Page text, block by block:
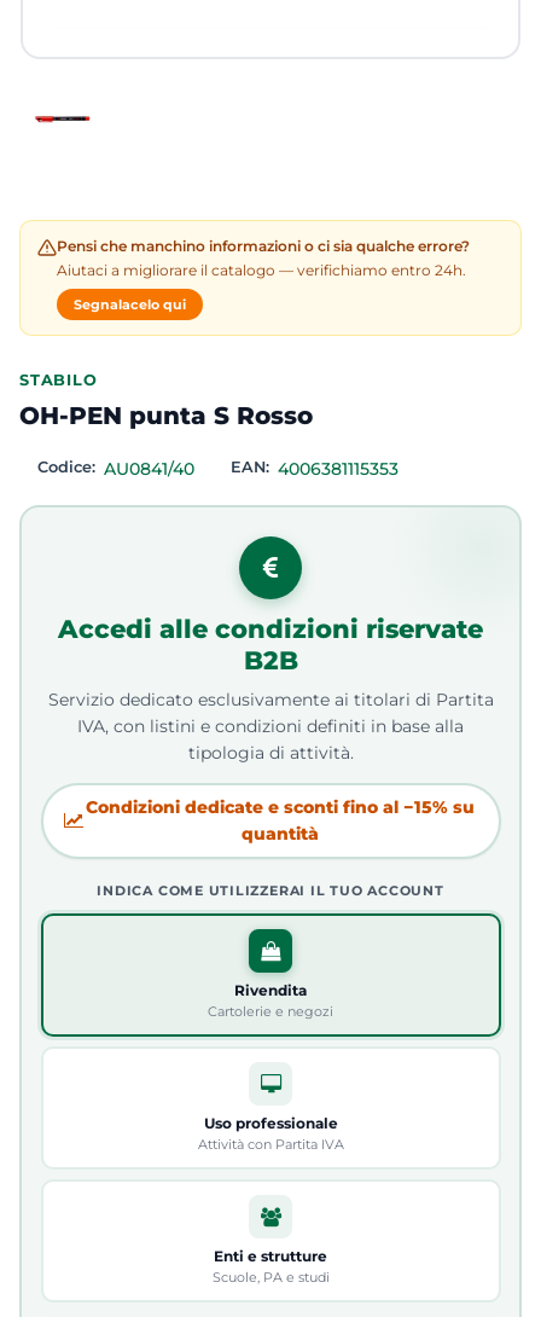
Pensi che manchino informazioni o ci sia qualche errore?
Aiutaci a migliorare il catalogo — verifichiamo entro 24h.
Segnalacelo qui
STABILO
OH-PEN punta S Rosso
Codice: AU0841/40 EAN: 4006381115353
Accedi alle condizioni riservate
B2B
Servizio dedicato esclusivamente ai titolari di Partita
IVA, con listini e condizioni definiti in base alla
tipologia di attività.
Condizioni dedicate e sconti fino al −15% su
quantità
INDICA COME UTILIZZERAI IL TUO ACCOUNT
Rivendita
Cartolerie e negozi
Uso professionale
Attività con Partita IVA
Enti e strutture
Scuole, PA e studi